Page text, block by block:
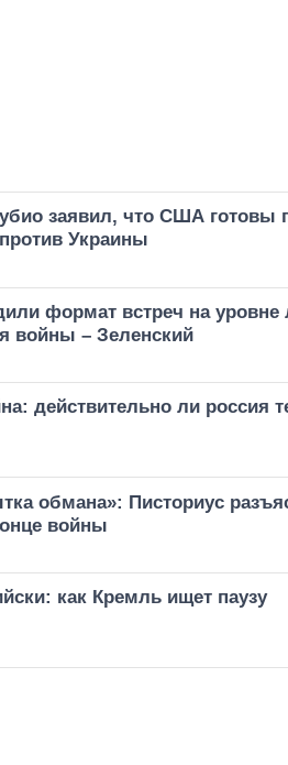
заявил, что США готовы
Украины
формат встреч на уровне
войны – Зеленский
действительно ли россия
обмана»: Писториус
войны
как Кремль ищет паузу